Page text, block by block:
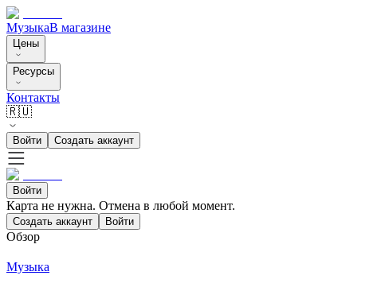
МузыкаВ магазине
Цены
Ресурсы
Контакты
🇷🇺
Войти Создать аккаунт
Войти
Карта не нужна. Отмена в любой момент.
Создать аккаунт Войти
Обзор
Музыка